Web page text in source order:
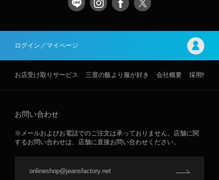
ログイン／マイページ
お店受け取りサービス 三度の飯より服が好き 会社概要 採用情報
お問い合わせ
※メールおよびお電話でのご注文は承っておりません。店舗に関
するお問い合わせは、店舗に直接お問い合わせください。
onlineshop@jeansfactory.net